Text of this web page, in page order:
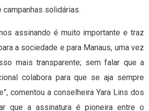
solidárias.
assinando é muito importante e traz
a sociedade e para Manaus, uma vez
mais transparente; sem falar que a
colabora para que se aja sempre
comentou a conselheira Yara Lins dos
que a assinatura é pioneira entre o